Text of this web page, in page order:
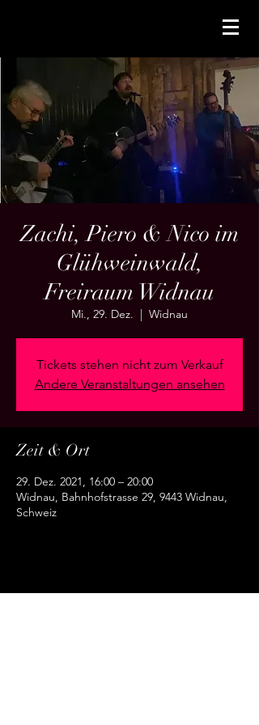
Zachi, Piero & Nico im
Glühweinwald,
Freiraum Widnau
Mi., 29. Dez.
  |
Widnau
Tickets stehen nicht zum Verkauf
Andere Veranstaltungen ansehen
Zeit & Ort
29. Dez. 2021, 16:00 – 20:00
Widnau, Bahnhofstrasse 29, 9443 Widnau,
Schweiz